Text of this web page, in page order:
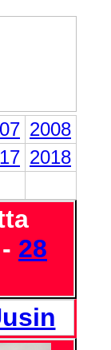
2008
2018
28